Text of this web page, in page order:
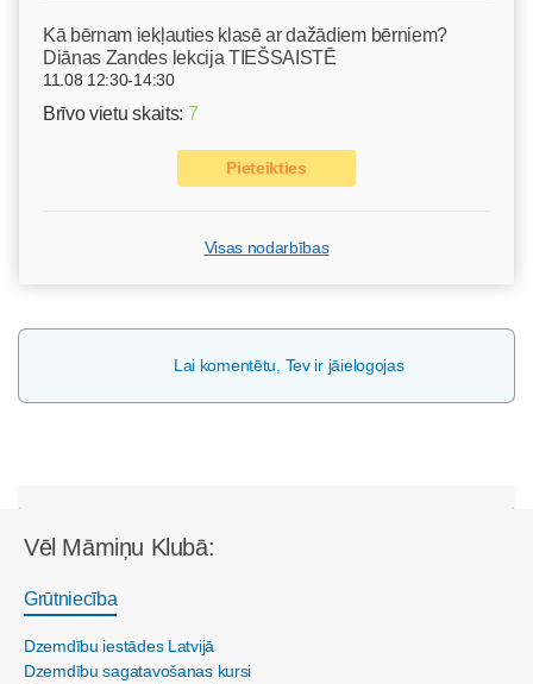
Kā bērnam iekļauties klasē ar dažādiem bērniem?
Diānas Zandes lekcija TIEŠSAISTĒ
11.08 12:30-14:30
Brīvo vietu skaits: 7
Pieteikties
Visas nodarbības
Lai komentētu, Tev ir jāielogojas
Vēl Māmiņu Klubā:
Grūtniecība
Dzemdību iestādes Latvijā
Dzemdību sagatavošanas kursi